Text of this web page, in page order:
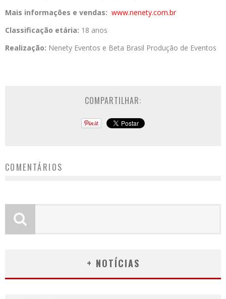
Mais informações e vendas: www.nenety.com.br
Classificação etária: 18 anos
Realização: Nenety Eventos e Beta Brasil Produção de Eventos
COMPARTILHAR:
COMENTÁRIOS
+ NOTÍCIAS